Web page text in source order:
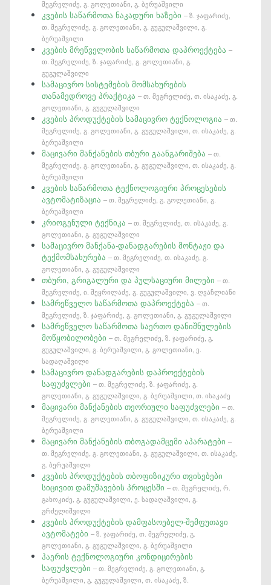
მეგრელიძე, გ. გოლეთიანი, გ. ბერუაშვილი
კვების საწარმოთა ნაკადური ხაზები– ზ. ჯაფარიძე,
თ. მეგრელიძე, გ. გოლეთიანი, გ. გუგულაშვილი, გ.
ბერუაშვილი
კვების მრეწველობის საწარმოთა დაპროექტება–
თ. მეგრელიძე, ზ. ჯაფარიძე, გ. გოლეთიანი, გ.
გუგულაშვილი
სამაცივრო სისტემების მომსახურების
თანამედროვე პრაქტიკა– თ. მეგრელიძე, თ. ისაკაძე, გ.
გოლეთიანი, გ. გუგულაშვილი
კვების პროდუქტების სამაცივრო ტექნოლოგია– თ.
მეგრელიძე, გ. გოლეთიანი, გ. გუგულაშვილი, თ. ისაკაძე, გ.
ბერუაშვილი
მაცივარი მანქანების თბური გაანგარიშება– თ.
მეგრელიძე, გ. გოლეთიანი, გ. გუგულაშვილი, თ. ისაკაძე, გ.
ბერუაშვილი
კვების საწარმოთა ტექნოლოგიური პროცესების
ავტომატიზაცია– თ. მეგრელიძე, გ. გოლეთიანი, გ.
ბერუაშვილი
კრიოგენული ტექნიკა– თ. მეგრელიძე, თ. ისაკაძე, გ.
გოლეთიანი, გ. გუგულაშვილი
სამაცივრო მანქანა-დანადგარების მონტაჟი და
ტექმომსახურება– თ. მეგრელიძე, თ. ისაკაძე, გ.
გოლეთიანი, გ. გუგულაშვილი
თბური, გრიგალური და პულსაციური მილები– თ.
მეგრელიძე, ი. შეყრილაძე, გ. გუგულაშვილი, ვ. ღვაჩლიანი
სამრეწველო საწარმოთა დაპროექტება– თ.
მეგრელიძე, ზ. ჯაფარიძე, გ. გოლეთიანი, გ. გუგულაშვილი
სამრეწველო საწარმოთა საერთო დანიშნულების
მოწყობილობები– თ. მეგრელიძე, ზ. ჯაფარიძე, გ.
გუგულაშვილი, გ. ბერუაშვილი, გ. გოლეთიანი, ე.
სადაღაშვილი
სამაცივრო დანადგარების დაპროექტების
საფუძვლები– თ. მეგრელიძე, ზ. ჯაფარიძე, გ.
გოლეთიანი, გ. გუგულაშვილი, გ. ბერუაშვილი, თ. ისაკაძე
მაცივარი მანქანების თეორიული საფუძვლები– თ.
მეგრელიძე, გ. გოლეთიანი, გ. გუგულაშვილი, თ. ისაკაძე, გ.
ბერუაშვილი
მაცივარი მანქანების თბოგადამცემი აპარატები–
თ. მეგრელიძე, გ. გოლეთიანი, გ. გუგულაშვილი, თ. ისაკაძე,
გ. ბერუაშვილი
კვების პროდუქტების თბოფიზიკური თვისებები
სიცივით დამუშავების პროცესში– თ. მეგრელიძე, რ.
გახოკიძე, გ. გუგულაშვილი, ე. სადაღაშვილი, გ.
გრძელიშვილი
კვების პროდუქტების დამფასოებელ-შემფუთავი
ავტომატები– ზ. ჯაფარიძე, თ. მეგრელიძე, გ.
გოლეთიანი, გ. გუგულაშვილი, გ. ბერუაშვილი
ჰაერის ტექნოლოგიური კონდიცირების
საფუძვლები– თ. მეგრელიძე, გ. გოლეთიანი, გ.
ბერუაშვილი, გ. გუგულაშვილი, თ. ისაკაძე, ზ.